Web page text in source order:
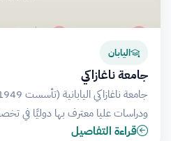
اليابان
جامعة ناغازاكي
ودراسات عليا معترف بها دوليًا في
قراءة التفاصيل